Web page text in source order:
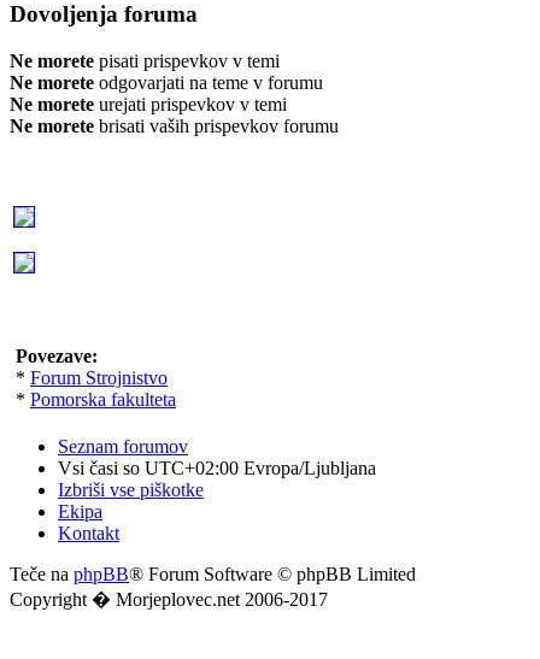
Dovoljenja foruma
Ne morete pisati prispevkov v temi
Ne morete odgovarjati na teme v forumu
Ne morete urejati prispevkov v temi
Ne morete brisati vaših prispevkov forumu
Povezave:
* Forum Strojnistvo
* Pomorska fakulteta
Seznam forumov
Vsi časi so UTC+02:00 Evropa/Ljubljana
Izbriši vse piškotke
Ekipa
Kontakt
Teče na phpBB® Forum Software © phpBB Limited
Copyright � Morjeplovec.net 2006-2017